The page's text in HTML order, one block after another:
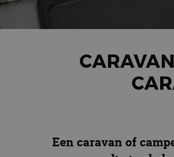
Een caravan of